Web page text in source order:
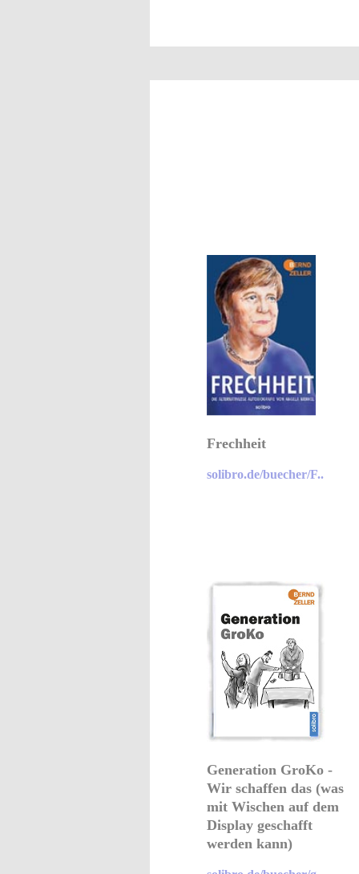
Frechheit
solibro.de/buecher/F..
Generation GroKo -
Wir schaffen das (was
mit Wischen auf dem
Display geschafft
werden kann)